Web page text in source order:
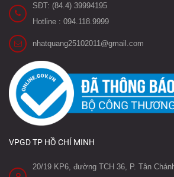
SĐT: (84.4) 39994195
Hotline : 094.118.9999
nhatquang25102011@gmail.com
VPGD TP HỒ CHÍ MINH
20/19 KP6, đường TCH 36, P. Tân